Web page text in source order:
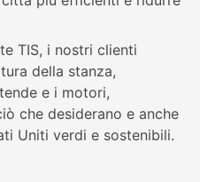
TIS, i nostri clienti
della stanza,
e i motori,
che desiderano e anche
Uniti verdi e sostenibili.